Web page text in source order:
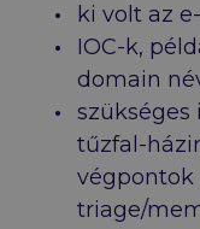
ki volt az
IOC-k,
domain
szükséges
tűzfal-
végpontok
triage/